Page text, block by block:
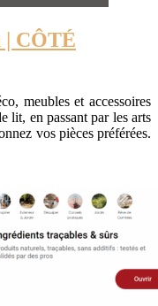
| CÔTÉ
meubles et accessoires
lit, en passant par les arts
vos pièces préférées.